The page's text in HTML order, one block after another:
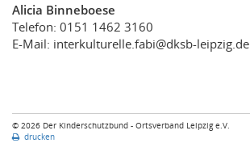
Alicia Binneboese
Telefon: 0151 1462 3160
E-Mail: interkulturelle.fabi@dksb-leipzig.de
© 2026 Der Kinderschutzbund - Ortsverband Leipzig e.V.
drucken